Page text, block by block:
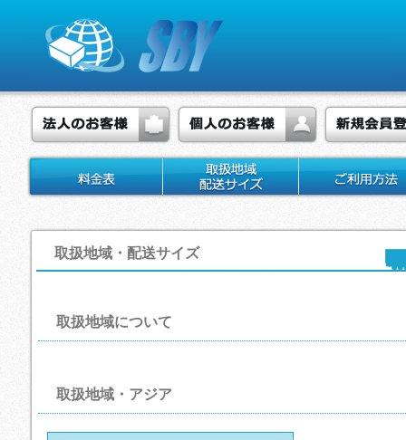
取扱地域・配送サイズ
取扱地域について
取扱地域・アジア